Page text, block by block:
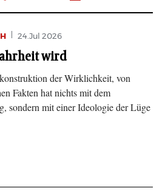
24.Jul 2026
wird
der Wirklichkeit, von
Fakten hat nichts mit dem
sondern mit einer Ideologie der Lüge